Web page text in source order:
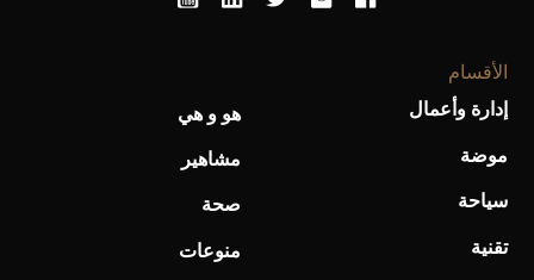
الأقسام
إدارة وأعمال
موضة
سياحة
تقنية
هو و هي
مشاهير
صحة
منوعات